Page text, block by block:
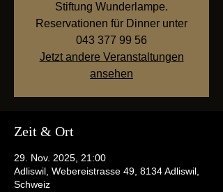
Stiftung Wunderlampe.
Reservationen für Dinner unter
043 377 99 56
Jetzt andere Veranstaltungen
ansehen
Zeit & Ort
29. Nov. 2025, 21:00
Adliswil, Webereistrasse 49, 8134 Adliswil,
Schweiz